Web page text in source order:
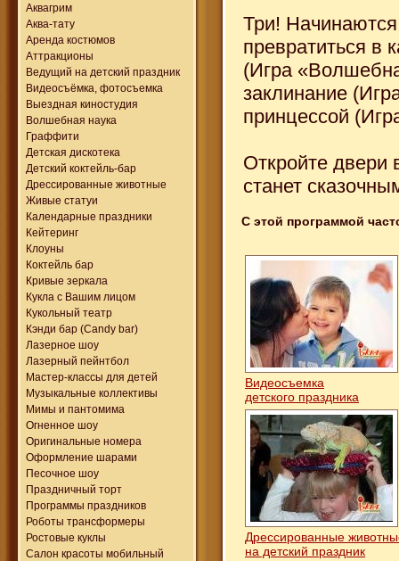
Аквагрим
Аква-тату
Аренда костюмов
Аттракционы
Ведущий на детский праздник
Видеосъёмка, фотосъемка
Выездная киностудия
Волшебная наука
Граффити
Детская дискотека
Детский коктейль-бар
Дрессированные животные
Живые статуи
Календарные праздники
Кейтеринг
Клоуны
Коктейль бар
Кривые зеркала
Кукла с Вашим лицом
Кукольный театр
Кэнди бар (Candy bar)
Лазерное шоу
Лазерный пейнтбол
Мастер-классы для детей
Музыкальные коллективы
Мимы и пантомима
Огненное шоу
Оригинальные номера
Оформление шарами
Песочное шоу
Праздничный торт
Программы праздников
Роботы трансформеры
Ростовые куклы
Салон красоты мобильный
Три!
превратиться в
(Игра
заклинание
принцессой
Откройте двери
станет
С этой программой
Видеосъемка
детского праздника
Дрессированные
на детский праздник